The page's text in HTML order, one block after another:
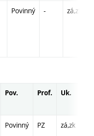
Povinný - zá,zk
Pov. Prof. Uk.
Povinný PZ zá,zk